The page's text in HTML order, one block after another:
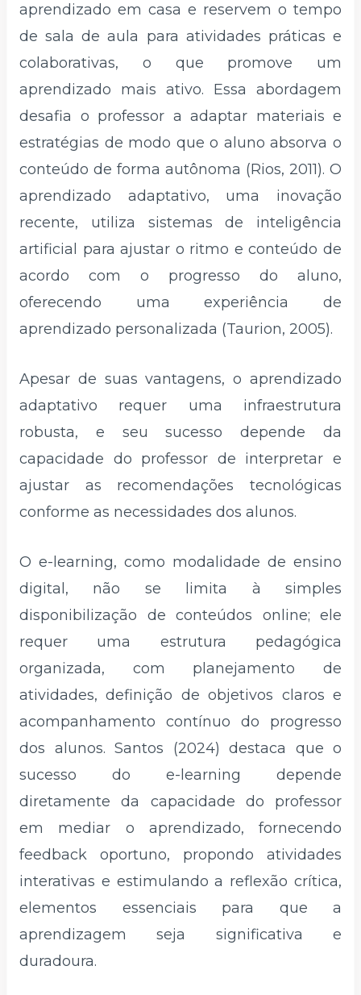
aprendizado em casa e reservem o tempo
de sala de aula para atividades práticas e
colaborativas, o que promove um
aprendizado mais ativo. Essa abordagem
desafia o professor a adaptar materiais e
estratégias de modo que o aluno absorva o
conteúdo de forma autônoma (Rios, 2011). O
aprendizado adaptativo, uma inovação
recente, utiliza sistemas de inteligência
artificial para ajustar o ritmo e conteúdo de
acordo com o progresso do aluno,
oferecendo uma experiência de
aprendizado personalizada (Taurion, 2005).
Apesar de suas vantagens, o aprendizado
adaptativo requer uma infraestrutura
robusta, e seu sucesso depende da
capacidade do professor de interpretar e
ajustar as recomendações tecnológicas
conforme as necessidades dos alunos.
O e-learning, como modalidade de ensino
digital, não se limita à simples
disponibilização de conteúdos online; ele
requer uma estrutura pedagógica
organizada, com planejamento de
atividades, definição de objetivos claros e
acompanhamento contínuo do progresso
dos alunos. Santos (2024) destaca que o
sucesso do e-learning depende
diretamente da capacidade do professor
em mediar o aprendizado, fornecendo
feedback oportuno, propondo atividades
interativas e estimulando a reflexão crítica,
elementos essenciais para que a
aprendizagem seja significativa e
duradoura.